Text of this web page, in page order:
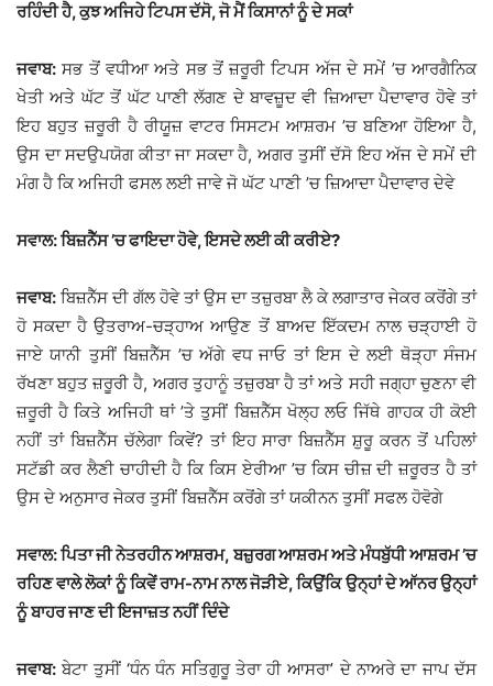
ਰਹਿੰਦੀ ਹੈ, ਕੁਝ ਅਜਿਹੇ ਟਿਪਸ ਦੱਸੋ, ਜੋ ਮੈਂ ਕਿਸਾਨਾਂ ਨੂੰ ਦੇ ਸਕਾਂ
ਜਵਾਬ: ਸਭ ਤੋਂ ਵਧੀਆ ਅਤੇ ਸਭ ਤੋਂ ਜ਼ਰੂਰੀ ਟਿਪਸ ਅੱਜ ਦੇ ਸਮੇਂ ’ਚ ਆਰਗੈਨਿਕ
ਖੇਤੀ ਅਤੇ ਘੱਟ ਤੋਂ ਘੱਟ ਪਾਣੀ ਲੱਗਣ ਦੇ ਬਾਵਜ਼ੂਦ ਵੀ ਜ਼ਿਆਦਾ ਪੈਦਾਵਾਰ ਹੋਵੇ ਤਾਂ
ਇਹ ਬਹੁਤ ਜ਼ਰੂਰੀ ਹੈ ਰੀਯੂਜ਼ ਵਾਟਰ ਸਿਸਟਮ ਆਸ਼ਰਮ ’ਚ ਬਣਿਆ ਹੋਇਆ ਹੈ,
ਉਸ ਦਾ ਸਦਉਪਯੋਗ ਕੀਤਾ ਜਾ ਸਕਦਾ ਹੈ, ਅਗਰ ਤੁਸੀਂ ਦੱਸੋ ਇਹ ਅੱਜ ਦੇ ਸਮੇਂ ਦੀ
ਮੰਗ ਹੈ ਕਿ ਅਜਿਹੀ ਫਸਲ ਲਈ ਜਾਵੇ ਜੋ ਘੱਟ ਪਾਣੀ ’ਚ ਜ਼ਿਆਦਾ ਪੈਦਾਵਾਰ ਦੇਵੇ
ਸਵਾਲ: ਬਿਜ਼ਨੈੱਸ ’ਚ ਫਾਇਦਾ ਹੋਵੇ, ਇਸਦੇ ਲਈ ਕੀ ਕਰੀਏ?
ਜਵਾਬ: ਬਿਜ਼ਨੈੱਸ ਦੀ ਗੱਲ ਹੋਵੇ ਤਾਂ ਉਸ ਦਾ ਤਜ਼ੁਰਬਾ ਲੈ ਕੇ ਲਗਾਤਾਰ ਜੇਕਰ ਕਰੋਂਗੇ ਤਾਂ
ਹੋ ਸਕਦਾ ਹੈ ਉਤਰਾਅ-ਚੜ੍ਹਾਅ ਆਉਣ ਤੋਂ ਬਾਅਦ ਇੱਕਦਮ ਨਾਲ ਚੜ੍ਹਾਈ ਹੋ
ਜਾਏ ਯਾਨੀ ਤੁਸੀਂ ਬਿਜ਼ਨੈੱਸ ’ਚ ਅੱਗੇ ਵਧ ਜਾਓ ਤਾਂ ਇਸ ਦੇ ਲਈ ਥੋੜ੍ਹਾ ਸੰਜਮ
ਰੱਖਣਾ ਬਹੁਤ ਜ਼ਰੂਰੀ ਹੈ, ਅਗਰ ਤੁਹਾਨੂੰ ਤਜ਼ੁਰਬਾ ਹੈ ਤਾਂ ਅਤੇ ਸਹੀ ਜਗ੍ਹਾ ਚੁਣਨਾ ਵੀ
ਜ਼ਰੂਰੀ ਹੈ ਕਿਤੇ ਅਜਿਹੀ ਥਾਂ ’ਤੇ ਤੁਸੀਂ ਬਿਜ਼ਨੈੱਸ ਖੋਲ੍ਹ ਲਓ ਜਿੱਥੇ ਗਾਹਕ ਹੀ ਕੋਈ
ਨਹੀਂ ਤਾਂ ਬਿਜ਼ਨੈੱਸ ਚੱਲੇਗਾ ਕਿਵੇਂ? ਤਾਂ ਇਹ ਸਾਰਾ ਬਿਜ਼ਨੈੱਸ ਸ਼ੁਰੂ ਕਰਨ ਤੋਂ ਪਹਿਲਾਂ
ਸਟੱਡੀ ਕਰ ਲੈਣੀ ਚਾਹੀਦੀ ਹੈ ਕਿ ਕਿਸ ਏਰੀਆ ’ਚ ਕਿਸ ਚੀਜ਼ ਦੀ ਜ਼ਰੂਰਤ ਹੈ ਤਾਂ
ਉਸ ਦੇ ਅਨੁਸਾਰ ਜੇਕਰ ਤੁਸੀਂ ਬਿਜ਼ਨੈੱਸ ਕਰੋਂਗੇ ਤਾਂ ਯਕੀਨਨ ਤੁਸੀਂ ਸਫਲ ਹੋਵੋਗੇ
ਸਵਾਲ: ਪਿਤਾ ਜੀ ਨੇਤਰਹੀਨ ਆਸ਼ਰਮ, ਬਜ਼ੁਰਗ ਆਸ਼ਰਮ ਅਤੇ ਮੰਧਬੁੱਧੀ ਆਸ਼ਰਮ ’ਚ
ਰਹਿਣ ਵਾਲੇ ਲੋਕਾਂ ਨੂੰ ਕਿਵੇਂ ਰਾਮ-ਨਾਮ ਨਾਲ ਜੋੜੀਏ, ਕਿਉਂਕਿ ਉਨ੍ਹਾਂ ਦੇ ਆੱਨਰ ਉਨ੍ਹਾਂ
ਨੂੰ ਬਾਹਰ ਜਾਣ ਦੀ ਇਜਾਜ਼ਤ ਨਹੀਂ ਦਿੰਦੇ
ਜਵਾਬ: ਬੇਟਾ ਤੁਸੀਂ ‘ਧੰਨ ਧੰਨ ਸਤਿਗੁਰੂ ਤੇਰਾ ਹੀ ਆਸਰਾ’ ਦੇ ਨਾਅਰੇ ਦਾ ਜਾਪ ਦੱਸ